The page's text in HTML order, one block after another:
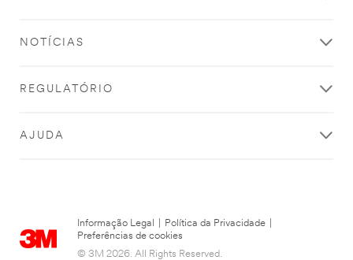
NOTÍCIAS
REGULATÓRIO
AJUDA
Informação Legal Política da Privacidade
Preferências de cookies
© 3M 2026. All Rights Reserved.